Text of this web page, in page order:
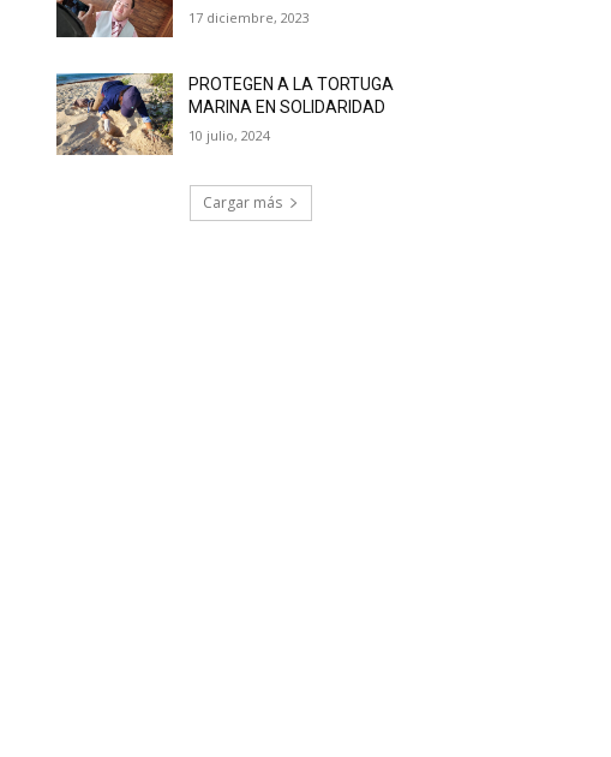
17 diciembre, 2023
PROTEGEN A LA TORTUGA
MARINA EN SOLIDARIDAD
10 julio, 2024
Cargar más